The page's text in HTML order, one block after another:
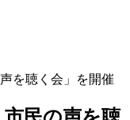
を聴く会」を開催